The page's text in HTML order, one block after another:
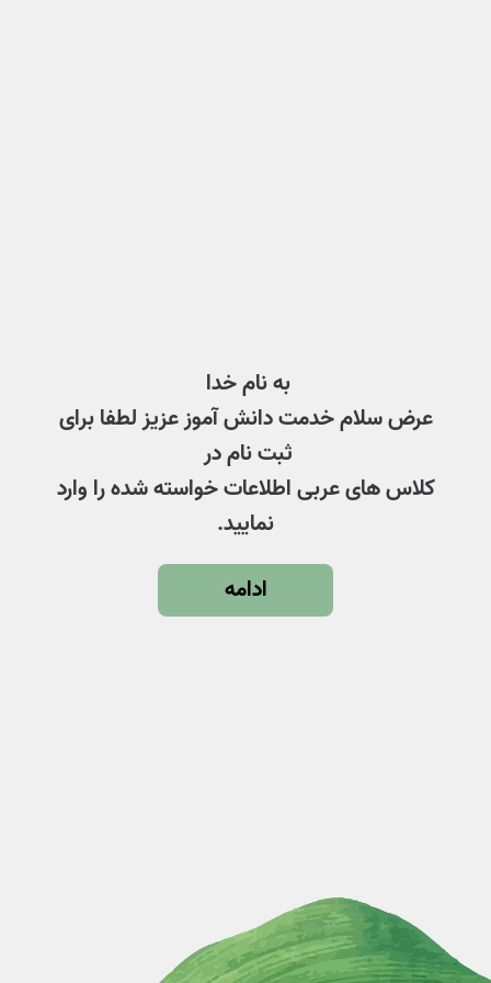
به نام خدا
عرض سلام خدمت دانش آموز عزیز لطفا برای
ثبت نام در
کلاس های عربی اطلاعات خواسته شده را وارد
نمایید.
ادامه